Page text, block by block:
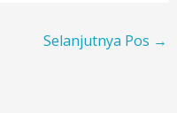
Selanjutnya Pos →